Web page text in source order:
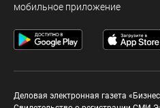
мобильное приложение
Деловая электронная газета